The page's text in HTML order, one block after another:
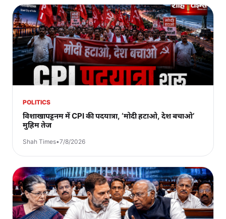
POLITICS
विशाखापट्टनम में CPI की पदयात्रा, ‘मोदी हटाओ, देश बचाओ’
मुहिम तेज
Shah Times•7/8/2026